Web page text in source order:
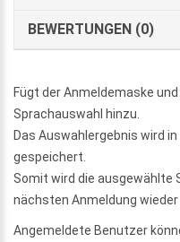
BEWERTUNGEN (0)
Fügt der Anmeldemaske
Sprachauswahl hinzu.
Das Auswahlergebnis wird
gespeichert.
Somit wird die ausgewählte
nächsten Anmeldung wieder
Angemeldete Benutzer